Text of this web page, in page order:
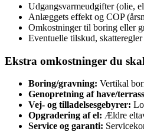
Udgangsvarmeudgifter (olie,
Anlæggets effekt og COP
Omkostninger til boring eller
Eventuelle tilskud,
Ekstra omkostninger du
Boring/gravning: Vertikal
Genopretning af have/
Vej- og tilladelsesgebyrer:
Opgradering af el: Ældre
Service og garanti: